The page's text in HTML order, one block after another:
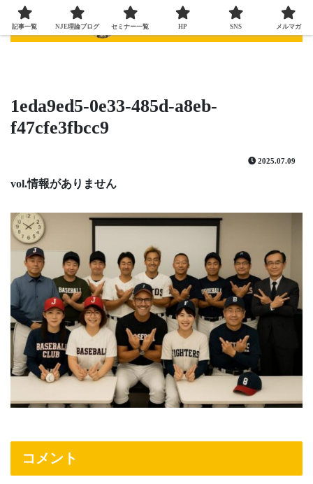
1eda9ed5-0e33-485d-a8eb-
f47cfe3fbcc9
2025.07.09
vol.情報がありません
コメント
記事一覧 NJE理論ブログ セミナー一覧 HP SNS メルマガ